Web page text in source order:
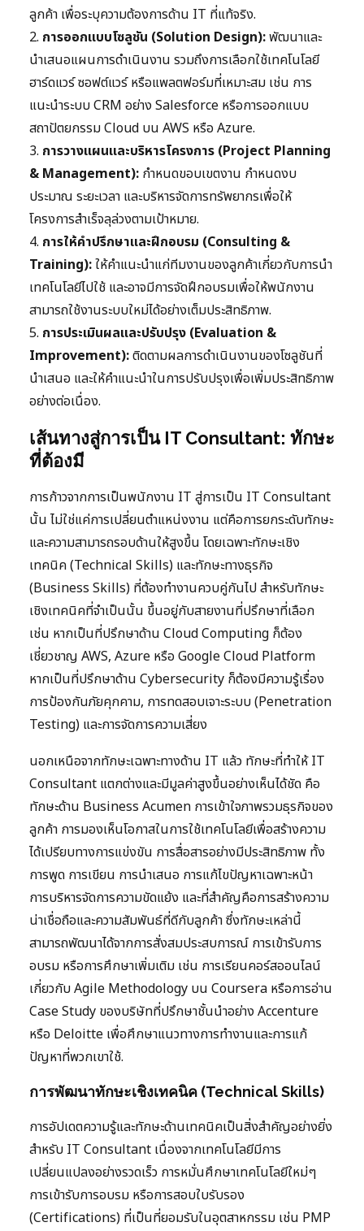
ลูกค้า เพื่อระบุความต้องการด้าน IT ที่แท้จริง.
2. การออกแบบโซลูชัน (Solution Design):พัฒนาและ
นำเสนอแผนการดำเนินงาน รวมถึงการเลือกใช้เทคโนโลยี
ฮาร์ดแวร์ ซอฟต์แวร์ หรือแพลตฟอร์มที่เหมาะสม เช่น การ
แนะนำระบบ CRM อย่าง Salesforce หรือการออกแบบ
สถาปัตยกรรม Cloud บน AWS หรือ Azure.
3. การวางแผนและบริหารโครงการ (Project Planning
& Management): กำหนดขอบเขตงาน กำหนดงบ
ประมาณ ระยะเวลา และบริหารจัดการทรัพยากรเพื่อให้
โครงการสำเร็จลุล่วงตามเป้าหมาย.
4. การให้คำปรึกษาและฝึกอบรม (Consulting &
Training):ให้คำแนะนำแก่ทีมงานของลูกค้าเกี่ยวกับการนำ
เทคโนโลยีไปใช้ และอาจมีการจัดฝึกอบรมเพื่อให้พนักงาน
สามารถใช้งานระบบใหม่ได้อย่างเต็มประสิทธิภาพ.
5. การประเมินผลและปรับปรุง (Evaluation &
Improvement):ติดตามผลการดำเนินงานของโซลูชันที่
นำเสนอ และให้คำแนะนำในการปรับปรุงเพื่อเพิ่มประสิทธิภาพ
อย่างต่อเนื่อง.
เส้นทางสู่การเป็น IT Consultant: ทักษะ
ที่ต้องมี
การก้าวจากการเป็นพนักงาน IT สู่การเป็น IT Consultant
นั้น ไม่ใช่แค่การเปลี่ยนตำแหน่งงาน แต่คือการยกระดับทักษะ
และความสามารถรอบด้านให้สูงขึ้น โดยเฉพาะทักษะเชิง
เทคนิค (Technical Skills) และทักษะทางธุรกิจ
(Business Skills) ที่ต้องทำงานควบคู่กันไป สำหรับทักษะ
เชิงเทคนิคที่จำเป็นนั้น ขึ้นอยู่กับสายงานที่ปรึกษาที่เลือก
เช่น หากเป็นที่ปรึกษาด้าน Cloud Computing ก็ต้อง
เชี่ยวชาญ AWS, Azure หรือ Google Cloud Platform
หากเป็นที่ปรึกษาด้าน Cybersecurity ก็ต้องมีความรู้เรื่อง
การป้องกันภัยคุกคาม, การทดสอบเจาะระบบ (Penetration
Testing) และการจัดการความเสี่ยง
นอกเหนือจากทักษะเฉพาะทางด้าน IT แล้ว ทักษะที่ทำให้ IT
Consultant แตกต่างและมีมูลค่าสูงขึ้นอย่างเห็นได้ชัด คือ
ทักษะด้าน Business Acumen การเข้าใจภาพรวมธุรกิจของ
ลูกค้า การมองเห็นโอกาสในการใช้เทคโนโลยีเพื่อสร้างความ
ได้เปรียบทางการแข่งขัน การสื่อสารอย่างมีประสิทธิภาพ ทั้ง
การพูด การเขียน การนำเสนอ การแก้ไขปัญหาเฉพาะหน้า
การบริหารจัดการความขัดแย้ง และที่สำคัญคือการสร้างความ
น่าเชื่อถือและความสัมพันธ์ที่ดีกับลูกค้า ซึ่งทักษะเหล่านี้
สามารถพัฒนาได้จากการสั่งสมประสบการณ์ การเข้ารับการ
อบรม หรือการศึกษาเพิ่มเติม เช่น การเรียนคอร์สออนไลน์
เกี่ยวกับ Agile Methodology บน Coursera หรือการอ่าน
Case Study ของบริษัทที่ปรึกษาชั้นนำอย่าง Accenture
หรือ Deloitte เพื่อศึกษาแนวทางการทำงานและการแก้
ปัญหาที่พวกเขาใช้.
การพัฒนาทักษะเชิงเทคนิค (Technical Skills)
การอัปเดตความรู้และทักษะด้านเทคนิคเป็นสิ่งสำคัญอย่างยิ่ง
สำหรับ IT Consultant เนื่องจากเทคโนโลยีมีการ
เปลี่ยนแปลงอย่างรวดเร็ว การหมั่นศึกษาเทคโนโลยีใหม่ๆ
การเข้ารับการอบรม หรือการสอบใบรับรอง
(Certifications) ที่เป็นที่ยอมรับในอุตสาหกรรม เช่น PMP